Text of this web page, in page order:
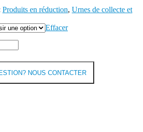
Produits en réduction, Urnes de collecte et
Effacer
NOUS CONTACTER